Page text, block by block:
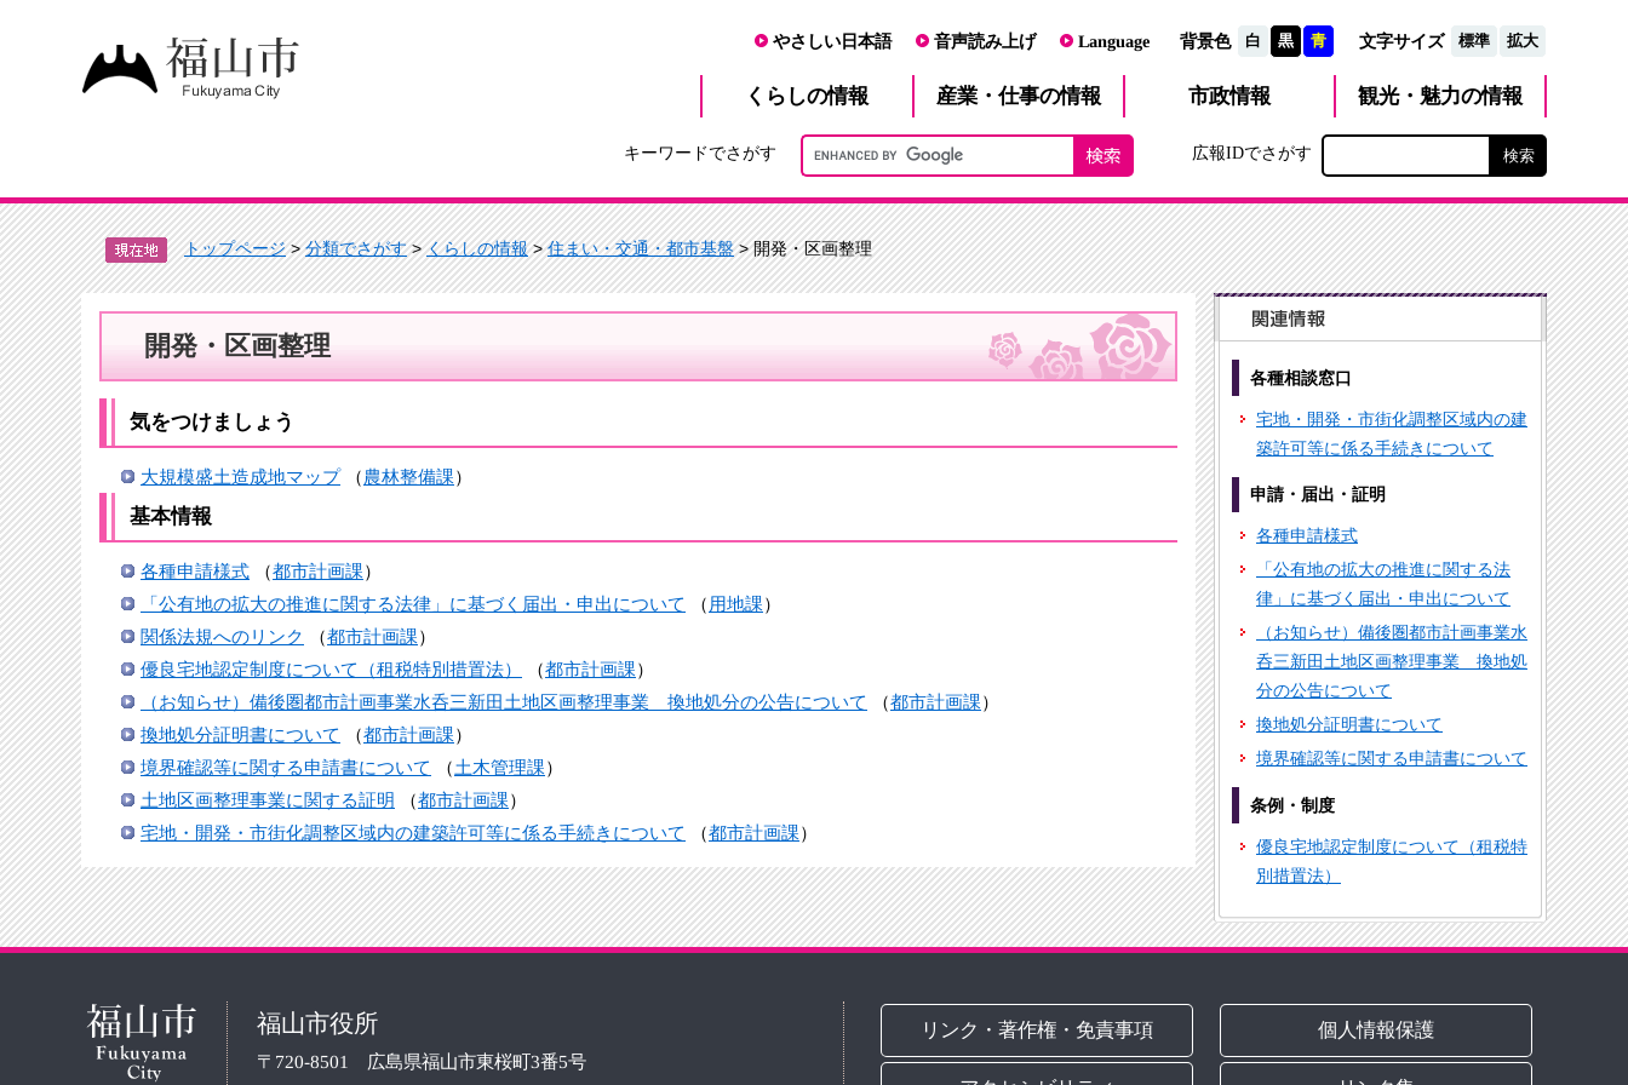
やさしい日本語 音声読み上げ Language 背景色 白 黒 青 文字サイズ 標準 拡大
くらしの情報 産業・仕事の情報 市政情報 観光・魅力の情報
キーワードでさがす 広報IDでさがす
トップページ>分類でさがす>くらしの情報>住まい・交通・都市基盤> 開発・区画整理
開発・区画整理
気をつけましょう
大規模盛土造成地マップ（農林整備課）
基本情報
各種申請様式 （都市計画課）
「公有地の拡大の推進に関する法律」に基づく届出・申出について
（ 用地課）
関係法規へのリンク
（都市計画課）
優良宅地認定制度について（租税特別措置法）
（都市計画課）
（お知らせ）備後圏都市計画事業水呑三新田土地区画整理事業 換地処分の公告について
（都市計画課）
換地処分証明書について
（都市計画課）
境界確認等に関する申請書について
（土木管理課）
土地区画整理事業に関する証明 （都市計画課）
宅地・開発・市街化調整区域内の建築許可等に係る手続きについて
（都市計画課）
各種相談窓口
宅地・開発・市街化調整区域内の建
築許可等に係る手続きについて
申請・届出・証明
各種申請様式
「公有地の拡大の推進に関する法
律」に基づく届出・申出について
（お知らせ）備後圏都市計画事業水
呑三新田土地区画整理事業 換地処
分の公告について
換地処分証明書について
境界確認等に関する申請書について
条例・制度
優良宅地認定制度について（租税特
別措置法）
福山市役所
〒720-8501 広島県福山市東桜町3番5号
リンク・著作権・免責事項 個人情報保護